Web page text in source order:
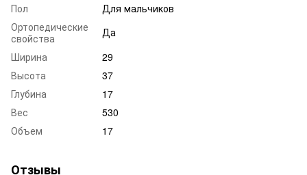
Пол
Для мальчиков
Ортопедические
свойства
Да
Ширина
29
Высота
37
Глубина
17
Вес
530
Объем
17
Отзывы